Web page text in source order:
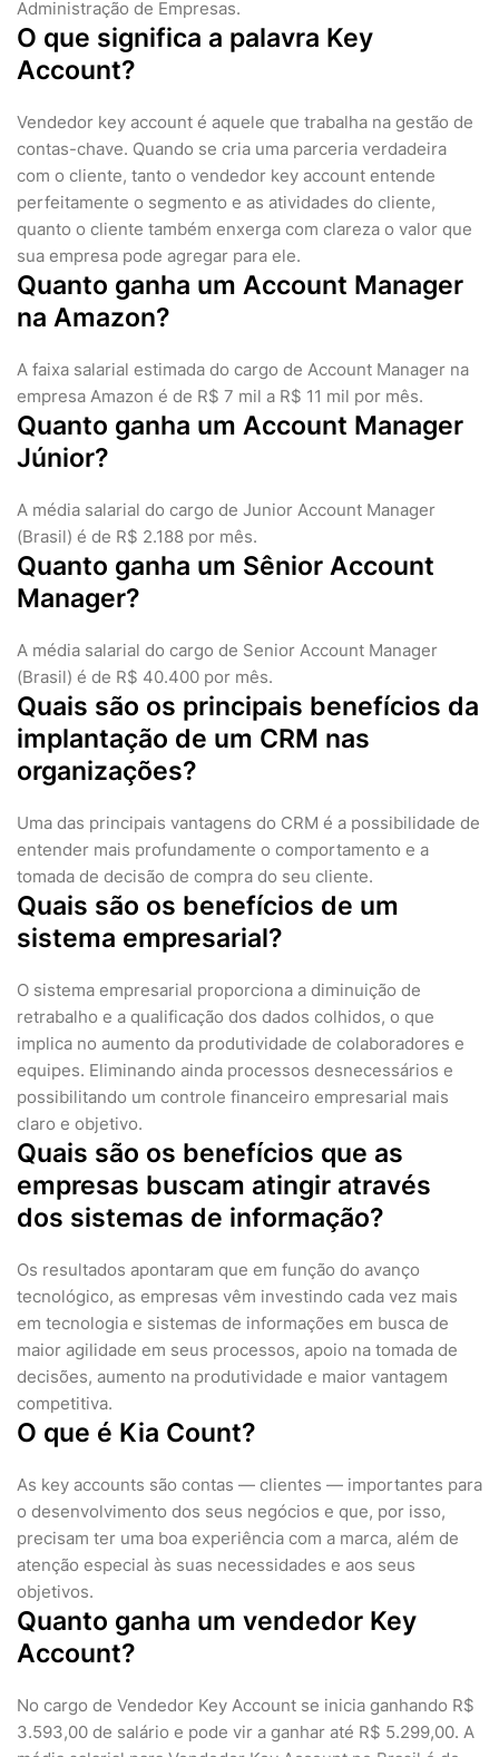
Administração de Empresas.
O que significa a palavra Key
Account?
Vendedor key account é aquele que trabalha na gestão de
contas-chave. Quando se cria uma parceria verdadeira
com o cliente, tanto o vendedor key account entende
perfeitamente o segmento e as atividades do cliente,
quanto o cliente também enxerga com clareza o valor que
sua empresa pode agregar para ele.
Quanto ganha um Account Manager
na Amazon?
A faixa salarial estimada do cargo de Account Manager na
empresa Amazon é de R$ 7 mil a R$ 11 mil por mês.
Quanto ganha um Account Manager
Júnior?
A média salarial do cargo de Junior Account Manager
(Brasil) é de R$ 2.188 por mês.
Quanto ganha um Sênior Account
Manager?
A média salarial do cargo de Senior Account Manager
(Brasil) é de R$ 40.400 por mês.
Quais são os principais benefícios da
implantação de um CRM nas
organizações?
Uma das principais vantagens do CRM é a possibilidade de
entender mais profundamente o comportamento e a
tomada de decisão de compra do seu cliente.
Quais são os benefícios de um
sistema empresarial?
O sistema empresarial proporciona a diminuição de
retrabalho e a qualificação dos dados colhidos, o que
implica no aumento da produtividade de colaboradores e
equipes. Eliminando ainda processos desnecessários e
possibilitando um controle financeiro empresarial mais
claro e objetivo.
Quais são os benefícios que as
empresas buscam atingir através
dos sistemas de informação?
Os resultados apontaram que em função do avanço
tecnológico, as empresas vêm investindo cada vez mais
em tecnologia e sistemas de informações em busca de
maior agilidade em seus processos, apoio na tomada de
decisões, aumento na produtividade e maior vantagem
competitiva.
O que é Kia Count?
As key accounts são contas — clientes — importantes para
o desenvolvimento dos seus negócios e que, por isso,
precisam ter uma boa experiência com a marca, além de
atenção especial às suas necessidades e aos seus
objetivos.
Quanto ganha um vendedor Key
Account?
No cargo de Vendedor Key Account se inicia ganhando R$
3.593,00 de salário e pode vir a ganhar até R$ 5.299,00. A